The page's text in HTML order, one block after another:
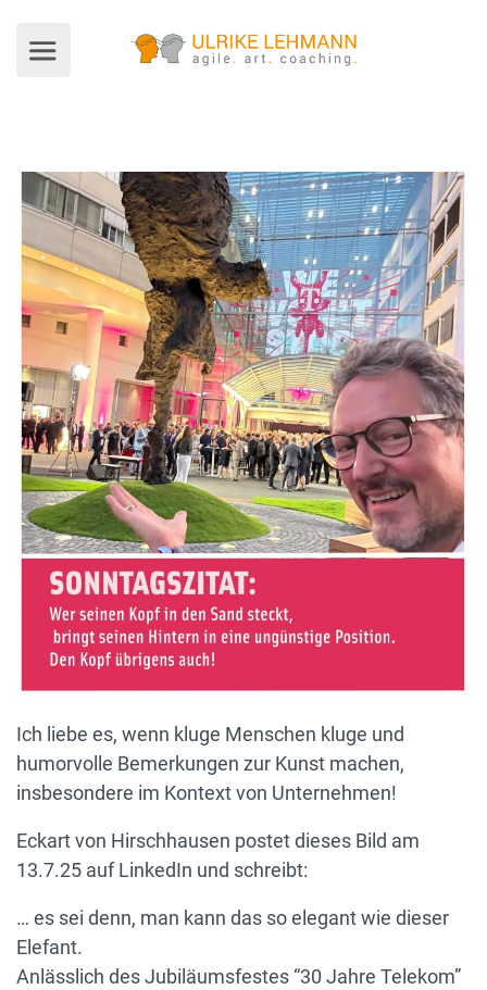
Ich liebe es, wenn kluge Menschen kluge und
humorvolle Bemerkungen zur Kunst machen,
insbesondere im Kontext von Unternehmen!
Eckart von Hirschhausen postet dieses Bild am
13.7.25 auf LinkedIn und schreibt:
… es sei denn, man kann das so elegant wie dieser
Elefant.
Anlässlich des Jubiläumsfestes “30 Jahre Telekom”